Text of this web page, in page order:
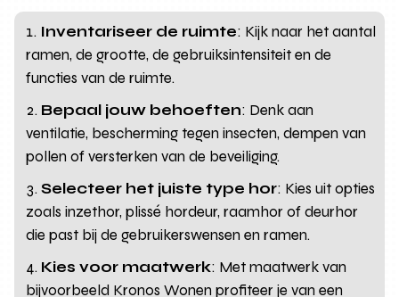
Inventariseer de ruimte: Kijk naar het aantal
ramen, de grootte, de gebruiksintensiteit en de
functies van de ruimte.
Bepaal jouw behoeften: Denk aan
ventilatie, bescherming tegen insecten, dempen van
pollen of versterken van de beveiliging.
Selecteer het juiste type hor: Kies uit opties
zoals inzethor, plissé hordeur, raamhor of deurhor
die past bij de gebruikerswensen en ramen.
Kies voor maatwerk: Met maatwerk van
bijvoorbeeld Kronos Wonen profiteer je van een